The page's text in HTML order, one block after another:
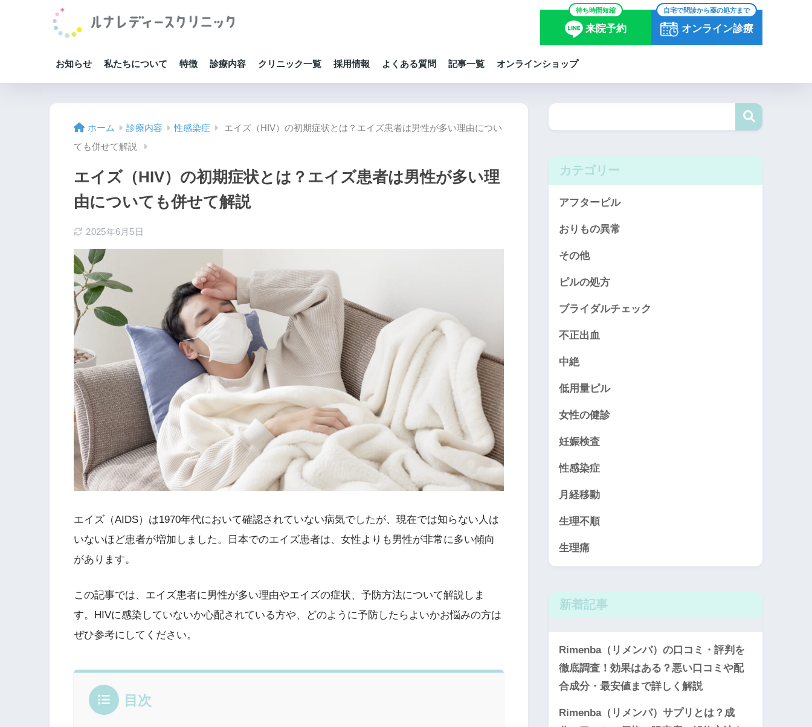
待ち時間短縮
来院予約
自宅で問診から薬の処方まで
オンライン診療
お知らせ 私たちについて 特徴 診療内容 クリニック一覧 採用情報 よくある質問 記事一覧 オンラインショップ
ホーム 診療内容 性感染症
エイズ（HIV）の初期症状とは？エイズ患者は男性が多い理由につい
ても併せて解説
エイズ（HIV）の初期症状とは？エイズ患者は男性が多い理
由についても併せて解説
2025年6月5日
エイズ（AIDS）は1970年代において確認されていない病気でしたが、現在では知らない人は
いないほど患者が増加しました。日本でのエイズ患者は、女性よりも男性が非常に多い傾向
があります。
この記事では、エイズ患者に男性が多い理由やエイズの症状、予防方法について解説しま
す。HIVに感染していないか心配されている方や、どのように予防したらよいかお悩みの方は
ぜひ参考にしてください。
目次
カテゴリー
アフターピル
おりもの異常
その他
ピルの処方
ブライダルチェック
不正出血
中絶
低用量ピル
女性の健診
妊娠検査
性感染症
月経移動
生理不順
生理痛
新着記事
Rimenba（リメンバ）の口コミ・評判を
徹底調査！効果はある？悪い口コミや配
合成分・最安値まで詳しく解説
Rimenba（リメンバ）サプリとは？成